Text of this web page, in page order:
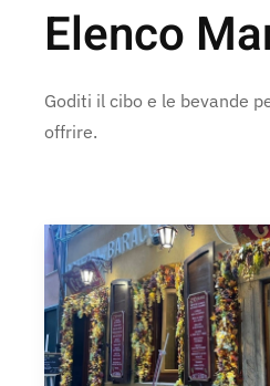
Elenco
Goditi il cibo e le bevande
offrire.